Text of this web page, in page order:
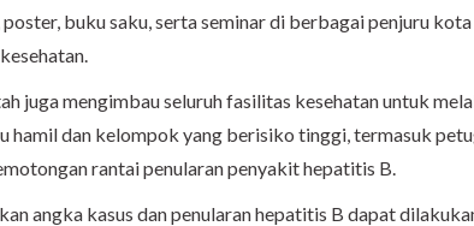
buku saku, serta seminar di berbagai penjuru
juga mengimbau seluruh fasilitas kesehatan untuk
hamil dan kelompok yang berisiko tinggi, termasuk
rantai penularan penyakit hepatitis B.
angka kasus dan penularan hepatitis B dapat